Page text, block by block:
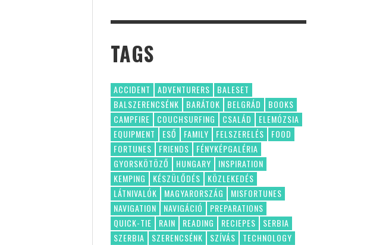
TAGS
ACCIDENT ADVENTURERS
BALESET
BALSZERENCSÉNK
BARÁTOK BELGRÁD
BOOKS
CAMPFIRE
COUCHSURFING CSALÁD
ELEMÓZSIA
EQUIPMENT
ESŐ FAMILY FELSZERELÉS
FOOD
FORTUNES
FRIENDS
FÉNYKÉPGALÉRIA
GYORSKÖTÖZŐ
HUNGARY
INSPIRATION
KEMPING
KÉSZÜLŐDÉS
KÖZLEKEDÉS
LÁTNIVALÓK
MAGYARORSZÁG
MISFORTUNES
NAVIGATION
NAVIGÁCIÓ
PREPARATIONS
QUICK-TIE
RAIN READING RECIEPES
SERBIA
SZERBIA
SZERENCSÉNK SZÍVÁS
TECHNOLOGY